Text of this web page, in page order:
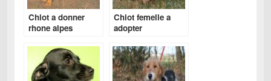
Chiot a donner
rhone alpes
Chiot femelle a
adopter